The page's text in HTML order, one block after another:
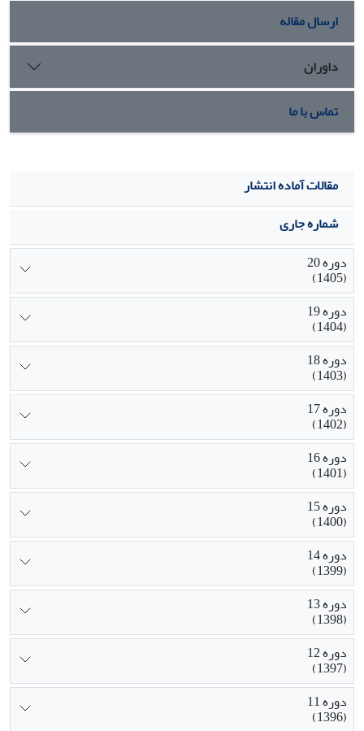
نتیجه گیری:
مشارکت دانشجویان و توانمندسازی اساتید به انگیزه پیشرفت
تحصیلی دانشجویان می‌شود.
ارسال مقاله
داوران
تماس با ما
مقالات آماده انتشار
شماره جاری
دوره 20
(1405)
دوره 19
(1404)
دوره 18
(1403)
دوره 17
(1402)
دوره 16
(1401)
دوره 15
(1400)
دوره 14
(1399)
دوره 13
(1398)
دوره 12
(1397)
دوره 11
(1396)